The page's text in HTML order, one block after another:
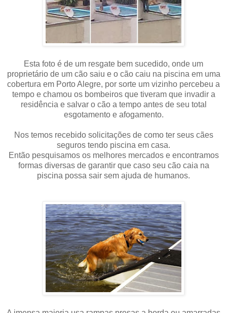
Esta foto é de um resgate bem sucedido, onde um
proprietário de um cão saiu e o cão caiu na piscina em uma
cobertura em Porto Alegre, por sorte um vizinho percebeu a
tempo e chamou os bombeiros que tiveram que invadir a
residência e salvar o cão a tempo antes de seu total
esgotamento e afogamento.
Nos temos recebido solicitações de como ter seus cães
seguros tendo piscina em casa.
Então pesquisamos os melhores mercados e encontramos
formas diversas de garantir que caso seu cão caia na
piscina possa sair sem ajuda de humanos.